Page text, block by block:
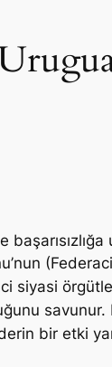
siyasi
savunur.
bir etki